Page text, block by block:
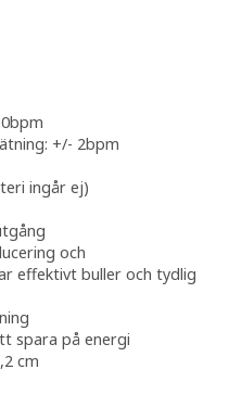
+/- 2bpm
ingår ej)
och
effektivt buller och tydlig
spara på energi
cm